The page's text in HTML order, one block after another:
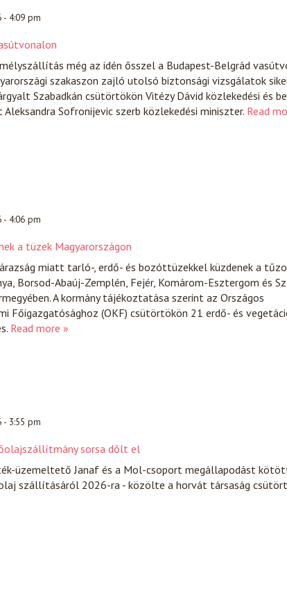
- 4:09 pm
még az idén ősszel a Budapest-Belgrád
szakaszon zajló utolsó biztonsági vizsgálatok
Szabadkán csütörtökön Vitézy Dávid közlekedési és
Sofronijevic szerb közlekedési miniszter. Read
- 4:06 pm
a tüzek Magyarországon
miatt tarló-, erdő- és bozóttüzekkel küzdenek a
Borsod-Abaúj-Zemplén, Fejér, Komárom-Esztergom és
A kormány tájékoztatása szerint az Országos
Főigazgatósághoz (OKF) csütörtökön 21 erdő- és
Read more »
- 3:55 pm
sorsa dőlt el
üzemeltető Janaf és a Mol-csoport megállapodást
szállításáról 2026-ra - közölte a horvát társaság